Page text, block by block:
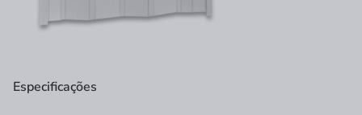
Especificações